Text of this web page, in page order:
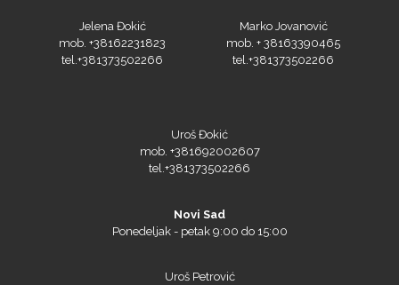
Jelena Đokić
mob. +38162231823
tel.+381373502266
Marko Jovanović
mob. + 38163390465
tel.+381373502266
Uroš Đokić
mob. +381692002607
tel.+381373502266
Novi Sad
Ponedeljak - petak 9:00 do 15:00
Uroš Petrović